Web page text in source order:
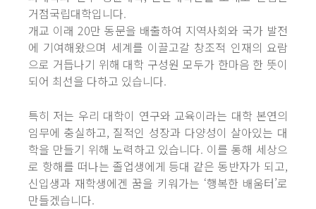
거점국립대학입니다.
개교 이래 20만 동문을 배출하여 지역사회와 국가 발전
에 기여해왔으며 세계를 이끌고갈 창조적 인재의 요람
으로 거듭나기 위해 대학 구성원 모두가 한마음 한 뜻이
되어 최선을 다하고 있습니다.
특히 저는 우리 대학이 연구와 교육이라는 대학 본연의
임무에 충실하고, 질적인 성장과 다양성이 살아있는 대
학을 만들기 위해 노력하고 있습니다. 이를 통해 세상으
로 항해를 떠나는 졸업생에게 등대 같은 동반자가 되고,
신입생과 재학생에겐 꿈을 키워가는 ‘행복한 배움터’로
만들겠습니다.